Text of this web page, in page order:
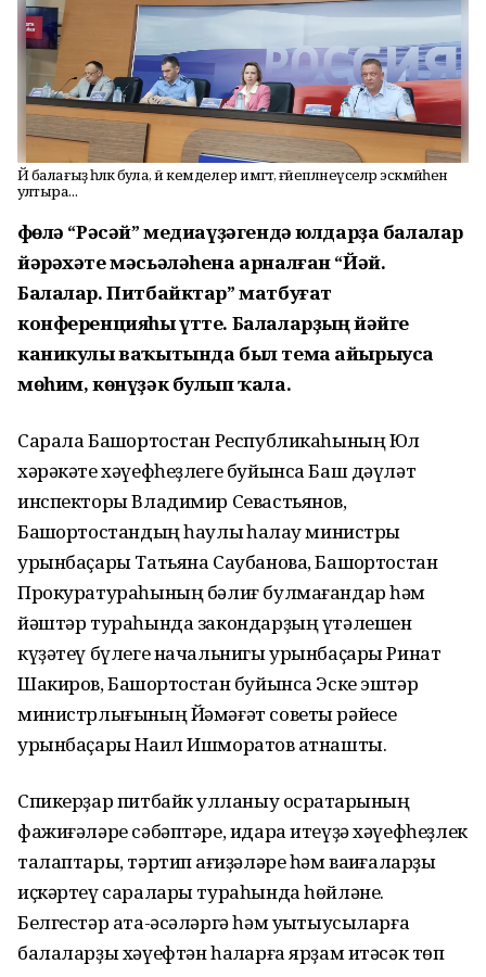
Йә балағыҙ һәләк була, йә кемделер имгәтә, ғәйепләнеүселәр эскәмйәһенә
ултыра...
Өфөлә “Рәсәй” медиаүҙәгендә юлдарҙа балалар
йәрәхәте мәсьәләһена арналған “Йәй.
Балалар. Питбайктар” матбуғат
конференцияһы үтте. Балаларҙың йәйге
каникулы ваҡытында был тема айырыуса
мөһим, көнүҙәк булып ҡала.
Сарала Башҡортостан Республикаһының Юл
хәрәкәте хәүефһеҙлеге буйынса Баш дәүләт
инспекторы Владимир Севастьянов,
Башҡортостандың һаулыҡ һаҡлау министры
урынбаҫары Татьяна Саубанова, Башҡортостан
Прокуратураһының бәлиғ булмағандар һәм
йәштәр тураһында закондарҙың үтәлешен
күҙәтеү бүлеге начальнигы урынбаҫары Ринат
Шакиров, Башҡортостан буйынса Эске эштәр
министрлығының Йәмәғәт советы рәйесе
урынбаҫары Наил Ишморатов ҡатнашты.
Спикерҙар питбайк ҡулланыу осраҡтарының
фажиғәләре сәбәптәре, идара итеүҙә хәүефһеҙлек
талаптары, тәртип ҡағиҙәләре һәм ваҡиғаларҙы
иҫкәртеү саралары тураһында һөйләне.
Белгестәр ата-әсәләргә һәм уҡытыусыларға
балаларҙы хәүефтән һаҡларға ярҙам итәсәк төп